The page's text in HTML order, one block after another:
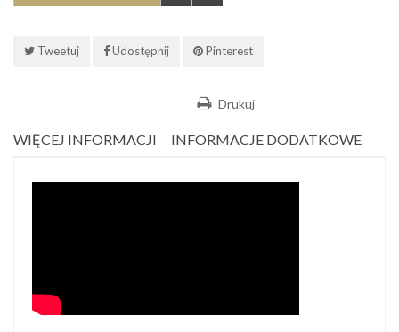
Tweetuj Udostępnij Pinterest
Drukuj
WIĘCEJ INFORMACJI INFORMACJE DODATKOWE